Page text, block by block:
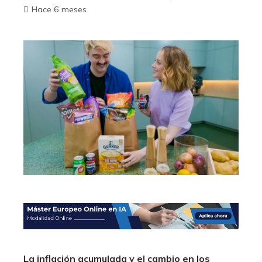
Hace 6 meses
La inflación acumulada y el cambio en los